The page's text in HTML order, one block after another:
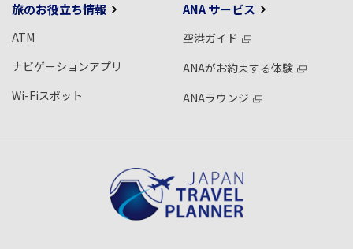
旅のお役立ち情報
ATM
ナビゲーションアプリ
Wi-Fiスポット
ANA サービス
空港ガイド
ANAがお約束する体験
ANAラウンジ